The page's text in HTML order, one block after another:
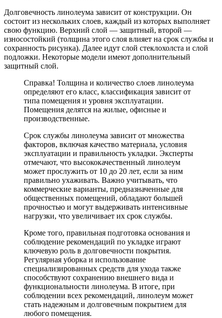
Долговечность линолеума зависит от конструкции. Он
состоит из нескольких слоев, каждый из которых выполняет
свою функцию. Верхний слой — защитный, второй —
износостойкий (толщина этого слоя влияет на срок службы и
сохранность рисунка). Далее идут слой стеклохолста и слой
подложки. Некоторые модели имеют дополнительный
защитный слой.
Справка! Толщина и количество слоев линолеума
определяют его класс, классификация зависит от
типа помещения и уровня эксплуатации.
Помещения делятся на жилые, офисные и
производственные.
Срок службы линолеума зависит от множества
факторов, включая качество материала, условия
эксплуатации и правильность укладки. Эксперты
отмечают, что высококачественный линолеум
может прослужить от 10 до 20 лет, если за ним
правильно ухаживать. Важно учитывать, что
коммерческие варианты, предназначенные для
общественных помещений, обладают большей
прочностью и могут выдерживать интенсивные
нагрузки, что увеличивает их срок службы.
Кроме того, правильная подготовка основания и
соблюдение рекомендаций по укладке играют
ключевую роль в долговечности покрытия.
Регулярная уборка и использование
специализированных средств для ухода также
способствуют сохранению внешнего вида и
функциональности линолеума. В итоге, при
соблюдении всех рекомендаций, линолеум может
стать надежным и долговечным покрытием для
любого помещения.